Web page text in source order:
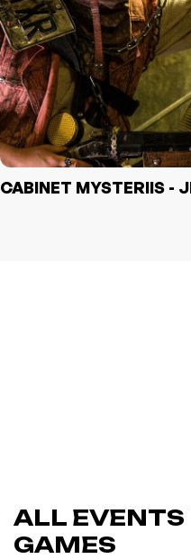
CABINET MYSTERIIS -
ALL EVENTS
GAMES